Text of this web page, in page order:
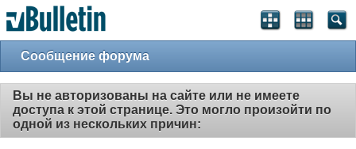
Сообщение форума
Вы не авторизованы на сайте или не имеете
доступа к этой странице. Это могло произойти по
одной из нескольких причин: